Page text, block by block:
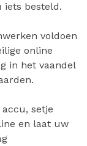
iets besteld.
voldoen
online
in het vaandel
setje
en laat uw